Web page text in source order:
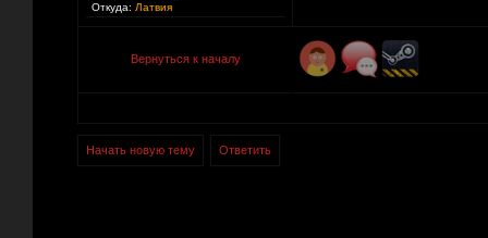
Откуда: Латвия
Вернуться к началу
Начать новую тему Ответить